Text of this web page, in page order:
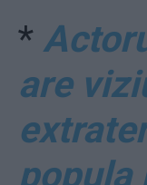
*
are
popula